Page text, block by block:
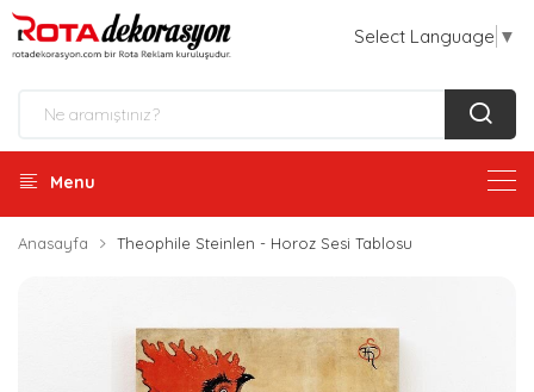
Select Language ▼
Menu
Anasayfa Theophile Steinlen - Horoz Sesi Tablosu